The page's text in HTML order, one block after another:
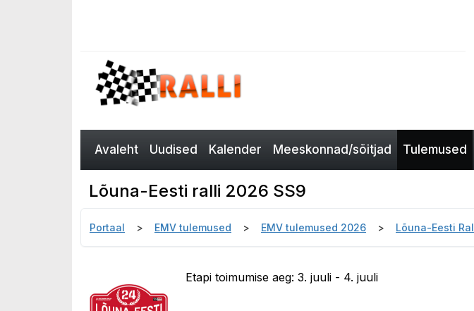
Avaleht Uudised Kalender Meeskonnad/sõitjad Tulemused
Lõuna-Eesti ralli 2026 SS9
Portaal EMV tulemused EMV tulemused 2026 Lõuna-Eesti
Etapi toimumise aeg: 3. juuli - 4. juuli